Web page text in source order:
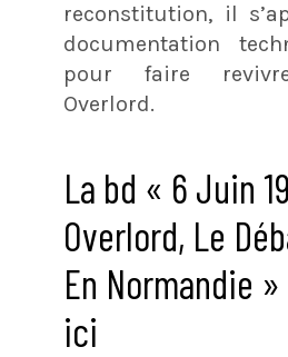
reconstitution, il
documentation
pour faire revivre
Overlord.
La bd « 6 Juin
Overlord, Le
En Normandie
ici